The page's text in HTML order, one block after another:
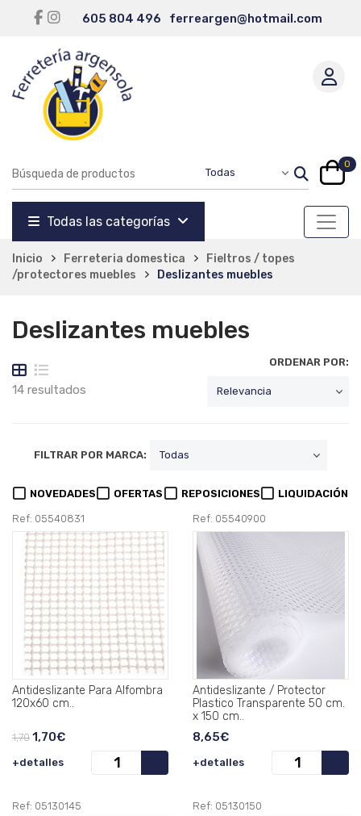
605 804 496 ferreargen@hotmail.com
0
Todas las categorías
Inicio Ferreteria domestica
Fieltros / topes
/protectores muebles
Deslizantes muebles
Deslizantes muebles
14 resultados
ORDENAR POR:
FILTRAR POR MARCA:
NOVEDADES OFERTAS REPOSICIONES LIQUIDACIÓN
Ref: 05540831
Antideslizante Para Alfombra
120x60 cm..
1,70 1,70€
+detalles
Ref: 05540900
Antideslizante / Protector
Plastico Transparente 50 cm.
x 150 cm..
8,65€
+detalles
Ref: 05130145 Ref: 05130150